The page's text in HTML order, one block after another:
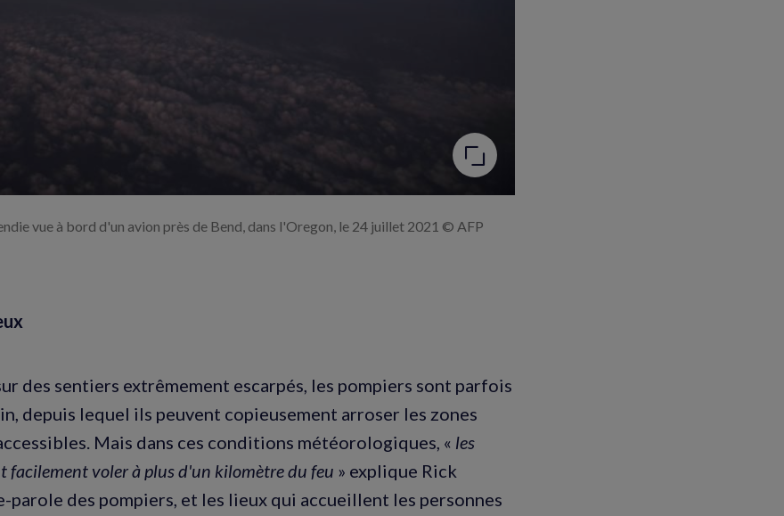
vue à bord d'un avion près de Bend, dans l'Oregon, le 24 juillet 2021 © AFP
des sentiers extrêmement escarpés, les pompiers sont parfois
depuis lequel ils peuvent copieusement arroser les zones
Mais dans ces conditions météorologiques, « les
facilement voler à plus d'un kilomètre du feu » explique Rick
parole des pompiers, et les lieux qui accueillent les personnes